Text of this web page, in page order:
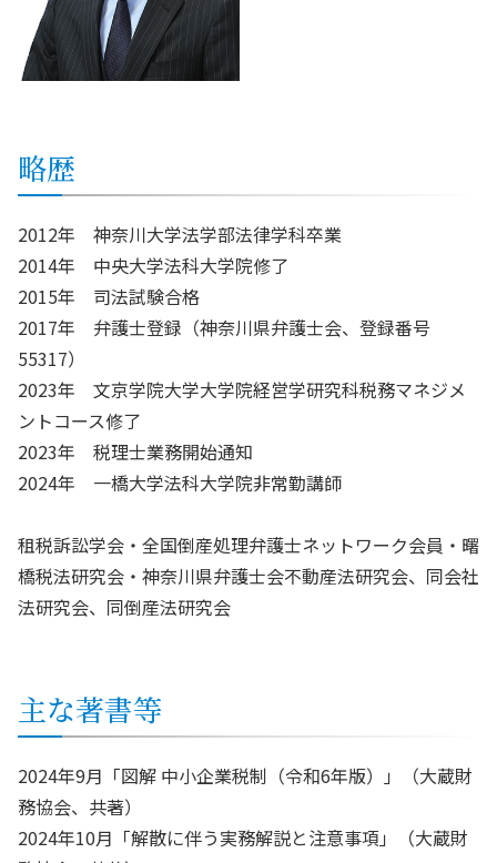
略歴
2012年 神奈川大学法学部法律学科卒業
2014年 中央大学法科大学院修了
2015年 司法試験合格
2017年 弁護士登録（神奈川県弁護士会、登録番号
55317）
2023年 文京学院大学大学院経営学研究科税務マネジメ
ントコース修了
2023年 税理士業務開始通知
2024年 一橋大学法科大学院非常勤講師
租税訴訟学会・全国倒産処理弁護士ネットワーク会員・曙
橋税法研究会・神奈川県弁護士会不動産法研究会、同会社
法研究会、同倒産法研究会
主な著書等
2024年9月「図解 中小企業税制（令和6年版）」（大蔵財
務協会、共著）
2024年10月「解散に伴う実務解説と注意事項」（大蔵財